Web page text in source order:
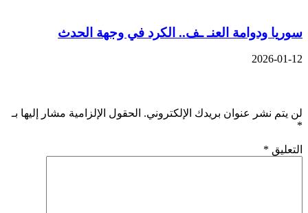
ودوامة العنـ ـف.. الكرد في وجهة الحدث
2026-01-
يتم نشر عنوان بريدك الإلكتروني. الحقول الإلزامية مشار إليها بـ
*